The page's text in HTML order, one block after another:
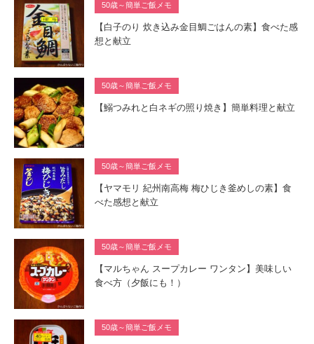
50歳～簡単ご飯メモ
【白子のり 炊き込み金目鯛ごはんの素】食べた感
想と献立
50歳～簡単ご飯メモ
【鰯つみれと白ネギの照り焼き】簡単料理と献立
50歳～簡単ご飯メモ
【ヤマモリ 紀州南高梅 梅ひじき釜めしの素】食
べた感想と献立
50歳～簡単ご飯メモ
【マルちゃん スープカレー ワンタン】美味しい
食べ方（夕飯にも！）
50歳～簡単ご飯メモ